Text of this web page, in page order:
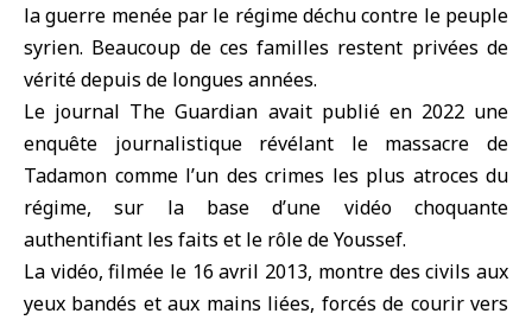
la guerre menée par le régime déchu contre le peuple
syrien. Beaucoup de ces familles restent privées de
vérité depuis de longues années.
Le journal The Guardian avait publié en 2022 une
enquête journalistique révélant le massacre de
Tadamon comme l’un des crimes les plus atroces du
régime, sur la base d’une vidéo choquante
authentifiant les faits et le rôle de Youssef.
La vidéo, filmée le 16 avril 2013, montre des civils aux
yeux bandés et aux mains liées, forcés de courir vers